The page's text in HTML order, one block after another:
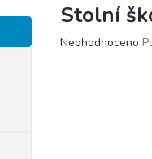
Stolní
Průměrné
Neohodnoceno